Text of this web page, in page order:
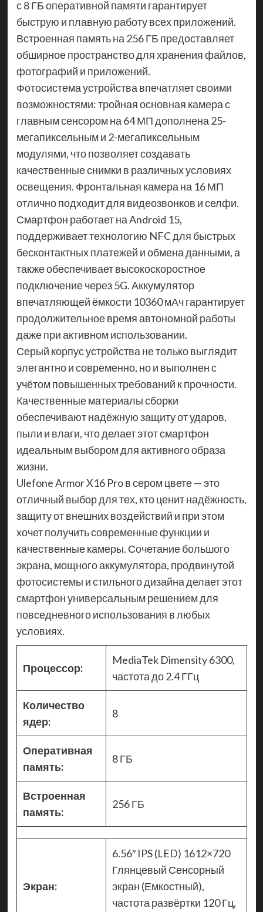
с 8 ГБ оперативной памяти гарантирует
быструю и плавную работу всех приложений.
Встроенная память на 256 ГБ предоставляет
обширное пространство для хранения файлов,
фотографий и приложений.
Фотосистема устройства впечатляет своими
возможностями: тройная основная камера с
главным сенсором на 64 МП дополнена 25-
мегапиксельным и 2-мегапиксельным
модулями, что позволяет создавать
качественные снимки в различных условиях
освещения. Фронтальная камера на 16 МП
отлично подходит для видеозвонков и селфи.
Смартфон работает на Android 15,
поддерживает технологию NFC для быстрых
бесконтактных платежей и обмена данными, а
также обеспечивает высокоскоростное
подключение через 5G. Аккумулятор
впечатляющей ёмкости 10360 мАч гарантирует
продолжительное время автономной работы
даже при активном использовании.
Серый корпус устройства не только выглядит
элегантно и современно, но и выполнен с
учётом повышенных требований к прочности.
Качественные материалы сборки
обеспечивают надёжную защиту от ударов,
пыли и влаги, что делает этот смартфон
идеальным выбором для активного образа
жизни.
Ulefone Armor X16 Pro в сером цвете — это
отличный выбор для тех, кто ценит надёжность,
защиту от внешних воздействий и при этом
хочет получить современные функции и
качественные камеры. Сочетание большого
экрана, мощного аккумулятора, продвинутой
фотосистемы и стильного дизайна делает этот
смартфон универсальным решением для
повседневного использования в любых
условиях.
Процессор:
MediaTek Dimensity 6300,
частота до 2.4 ГГц
Количество
ядер:
8
Оперативная
память:
8 ГБ
Встроенная
память:
256 ГБ
Экран:
6.56″ IPS (LED) 1612×720
Глянцевый Сенсорный
экран (Емкостный),
частота развёртки 120 Гц,